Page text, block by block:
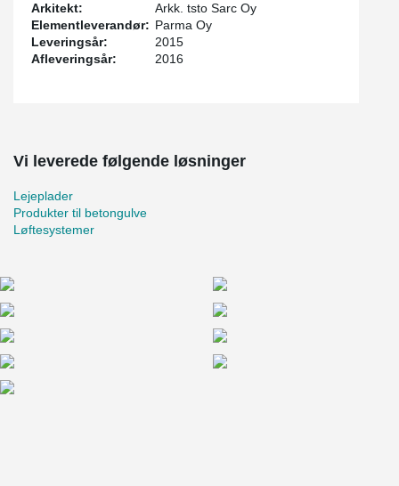
Arkitekt:
Arkk. tsto Sarc Oy
Elementleverandør: Parma Oy
Leveringsår:
2015
Afleveringsår:
2016
Vi leverede følgende løsninger
Lejeplader
Produkter til betongulve
Løftesystemer